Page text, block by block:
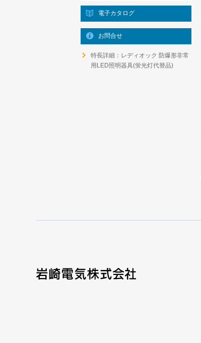
電子カタログ
お問合せ
特長詳細：レディオック 防爆形非常
用LED照明器具(蛍光灯代替品)